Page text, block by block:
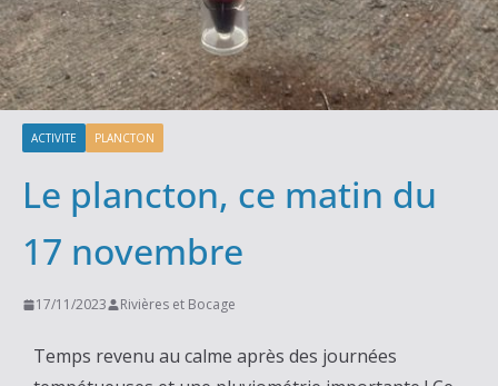
ACTIVITE PLANCTON
Le plancton, ce matin du
17 novembre
17/11/2023 Rivières et Bocage
Temps revenu au calme après des journées